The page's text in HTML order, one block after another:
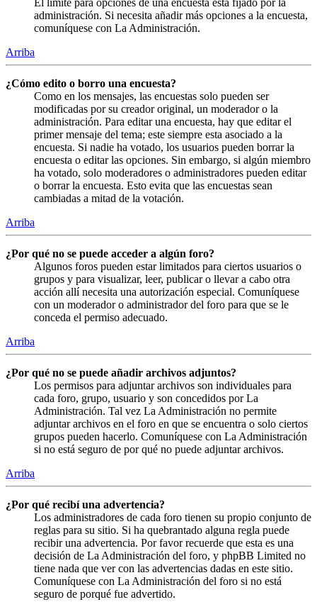
administración. Si necesita añadir más opciones a la encuesta,
comuníquese con La Administración.
Arriba
¿Cómo edito o borro una encuesta?
Como en los mensajes, las encuestas solo pueden ser
modificadas por su creador original, un moderador o la
administración. Para editar una encuesta, hay que editar el
primer mensaje del tema; este siempre esta asociado a la
encuesta. Si nadie ha votado, los usuarios pueden borrar la
encuesta o editar las opciones. Sin embargo, si algún miembro
ha votado, solo moderadores o administradores pueden editar
o borrar la encuesta. Esto evita que las encuestas sean
cambiadas a mitad de la votación.
Arriba
¿Por qué no se puede acceder a algún foro?
Algunos foros pueden estar limitados para ciertos usuarios o
grupos y para visualizar, leer, publicar o llevar a cabo otra
acción allí necesita una autorización especial. Comuníquese
con un moderador o administrador del foro para que se le
conceda el permiso adecuado.
Arriba
¿Por qué no se puede añadir archivos adjuntos?
Los permisos para adjuntar archivos son individuales para
cada foro, grupo, usuario y son concedidos por La
Administración. Tal vez La Administración no permite
adjuntar archivos en el foro en que se encuentra o solo ciertos
grupos pueden hacerlo. Comuníquese con La Administración
si no está seguro de por qué no puede adjuntar archivos.
Arriba
¿Por qué recibí una advertencia?
Los administradores de cada foro tienen su propio conjunto de
reglas para su sitio. Si ha quebrantado alguna regla puede
recibir una advertencia. Por favor recuerde que esta es una
decisión de La Administración del foro, y phpBB Limited no
tiene nada que ver con las advertencias dadas en este sitio.
Comuníquese con La Administración del foro si no está
seguro de porqué fue advertido.